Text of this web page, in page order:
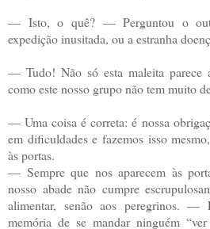
— Isto, o quê? — Perguntou o
expedição inusitada, ou a estranha
— Tudo! Não só esta maleita
como este nosso grupo não tem muito
— Uma coisa é correta: é nossa
em dificuldades e fazemos isso
às portas.
— Sempre que nos aparecem às
nosso abade não cumpre
alimentar, senão aos peregrinos.
memória de se mandar ninguém